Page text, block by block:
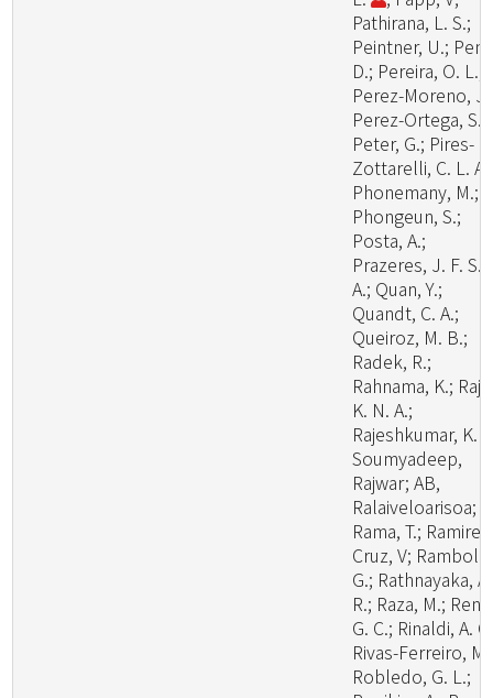
Pathirana, L. S.;
Peintner, U.;
D.; Pereira, O. L.;
Perez-Moreno,
Perez-Ortega, S.;
Peter, G.; Pires-
Zottarelli, C. L. A.;
Phonemany, M.;
Phongeun, S.;
Posta, A.;
Prazeres, J. F. S.
A.; Quan, Y.;
Quandt, C. A.;
Queiroz, M. B.;
Radek, R.;
Rahnama, K.; Raj,
K. N. A.;
Rajeshkumar, K.
Soumyadeep,
Rajwar; AB,
Ralaiveloarisoa;
Rama, T.;
Cruz, V;
G.; Rathnayaka, A.
R.; Raza, M.; Ren,
G. C.; Rinaldi, A.
Rivas-Ferreiro,
Robledo, G. L.;